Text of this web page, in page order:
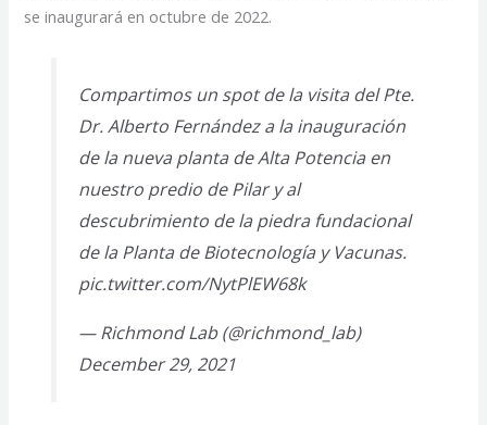
se inaugurará en octubre de 2022.
Compartimos un spot de la visita del Pte.
Dr. Alberto Fernández a la inauguración
de la nueva planta de Alta Potencia en
nuestro predio de Pilar y al
descubrimiento de la piedra fundacional
de la Planta de Biotecnología y Vacunas.
pic.twitter.com/NytPlEW68k
— Richmond Lab (@richmond_lab)
December 29, 2021